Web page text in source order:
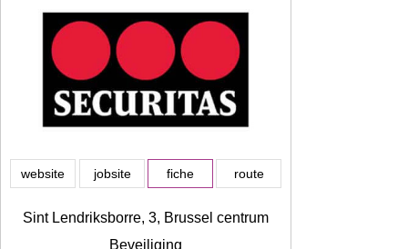
website jobsite fiche route
Sint Lendriksborre, 3, Brussel centrum
Beveiliging